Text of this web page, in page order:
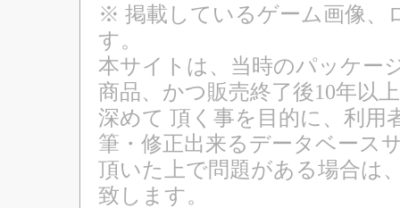
※ 掲載しているゲーム画像、
す。
本サイトは、当時のパッケー
商品、かつ販売終了後10年以
深めて 頂く事を目的に、利用
筆・修正出来るデータベース
頂いた上で問題がある場合は
致します。